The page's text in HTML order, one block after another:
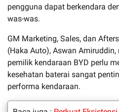
pengguna dapat berkendara
was-was.
GM Marketing, Sales, dan
(Haka Auto), Aswan
pemilik kendaraan BYD perlu
kesehatan baterai sangat
performa kendaraan.